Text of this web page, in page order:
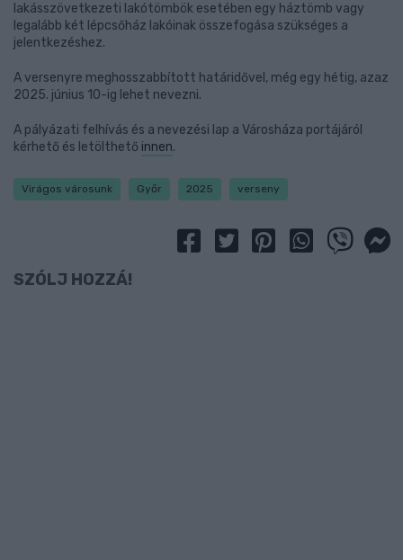
lakásszövetkezeti lakótömbök esetében egy háztömb vagy
legalább két lépcsőház lakóinak összefogása szükséges a
jelentkezéshez.
A versenyre meghosszabbított határidővel, még egy hétig, azaz
2025. június 10-ig lehet nevezni.
A pályázati felhívás és a nevezési lap a Városháza portájáról
kérhető és letölthető innen.
Virágos városunk Győr 2025 verseny
SZÓLJ HOZZÁ!